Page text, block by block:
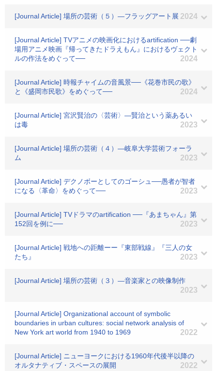
[Journal Article] 場所の芸術（５）―フラッグアート展 2024
[Journal Article] TVアニメの映画化におけるartification ──劇
場用アニメ映画『帰ってきたドラえもん』におけるヴェクト
ルの作法をめぐって──
2024
[Journal Article] 時報チャイムの音風景──《花巻市民の歌》
と《盛岡市民歌》をめぐって──
2024
[Journal Article] 宮沢賢治の〈芸術〉―賢治という薬あるい
は毒
2023
[Journal Article] 場所の芸術（４）―岐阜大学芸術フォーラ
ム
2023
[Journal Article] デクノボーとしてのゴーシュ──愚者が智者
になる〈革命〉をめぐって──
2023
[Journal Article] TVドラマのartification ──『あまちゃん』第
152回を例に──
2023
[Journal Article] 戦地への距離ーー『東部戦線』『三人の女
たち』
2023
[Journal Article] 場所の芸術（３）―音楽家との映像制作
2023
[Journal Article] Organizational account of symbolic
boundaries in urban cultures: social network analysis of
New York art world from 1940 to 1969
2022
[Journal Article] ニューヨークにおける1960年代後半以降の
オルタナティブ・スペースの展開
2022